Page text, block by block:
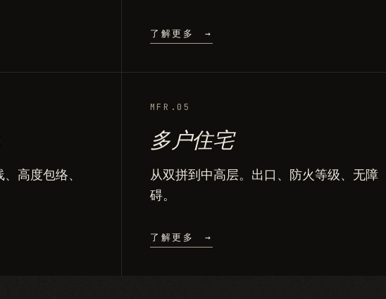
了解更多 →
高度包络、
MFR.05
多户住宅
从双拼到中高层。出口、防火等级、无障
碍。
了解更多 →